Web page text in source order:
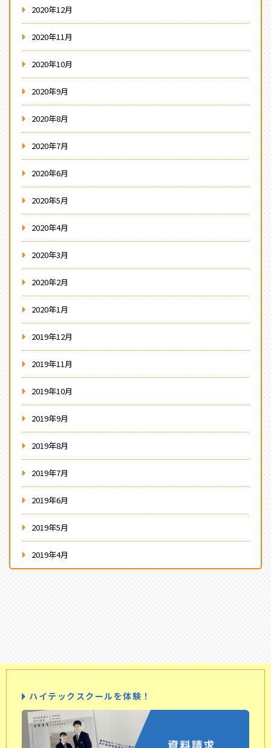
2020年12月
2020年11月
2020年10月
2020年9月
2020年8月
2020年7月
2020年6月
2020年5月
2020年4月
2020年3月
2020年2月
2020年1月
2019年12月
2019年11月
2019年10月
2019年9月
2019年8月
2019年7月
2019年6月
2019年5月
2019年4月
ハイテックスクールを体験！